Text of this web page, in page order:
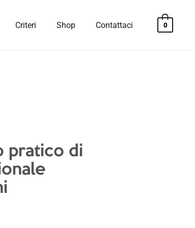
Criteri Shop Contattaci
pratico di